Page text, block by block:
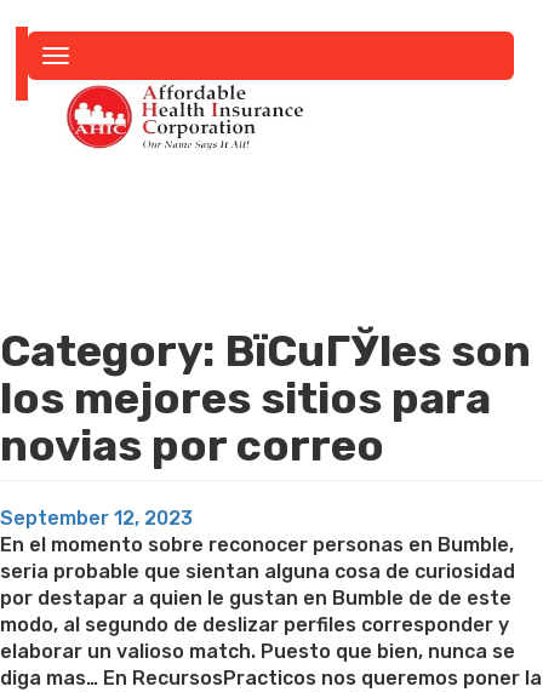
navigation
Category: ВїCuГЎles son
los mejores sitios para
novias por correo
Posted
on
September 12, 2023
En el momento sobre reconocer personas en Bumble,
seri­a probable que sientan alguna cosa de curiosidad
por destapar a quien le gustan en Bumble de de este
modo, al segundo de deslizar perfiles corresponder y
elaborar un valioso match. Puesto que bien, nunca se
diga mas… En RecursosPracticos nos queremos poner la